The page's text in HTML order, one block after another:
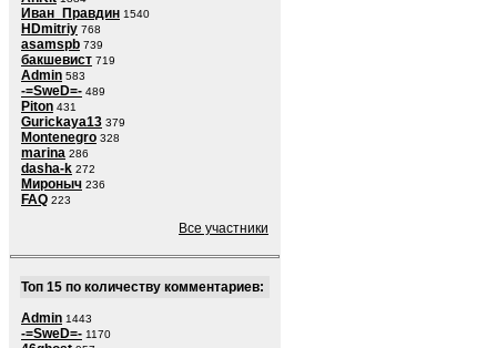
Иван_Правдин 1540
HDmitriy 768
asamspb 739
бакшевист 719
Admin 583
-=SweD=- 489
Piton 431
Gurickaya13 379
Montenegro 328
marina 286
dasha-k 272
Мироныч 236
FAQ 223
Все участники
Топ 15 по количеству комментариев:
Admin 1443
-=SweD=- 1170